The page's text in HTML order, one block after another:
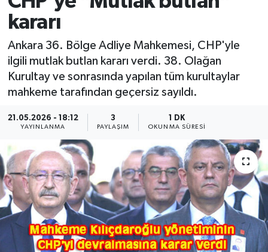
kararı
Ankara 36. Bölge Adliye Mahkemesi, CHP'yle
ilgili mutlak butlan kararı verdi. 38. Olağan
Kurultay ve sonrasında yapılan tüm kurultaylar
mahkeme tarafından geçersiz sayıldı.
21.05.2026 - 18:12
YAYINLANMA
3
PAYLAŞIM
1 DK
OKUNMA SÜRESI
Trafik Durumu
Süper Lig Puan Durumu ve Fikstür
Tüm Manşetler
Son Dakika Haberleri
Haber Arşivi